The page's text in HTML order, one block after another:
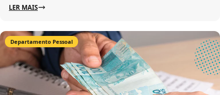
LER MAIS
Departamento Pessoal